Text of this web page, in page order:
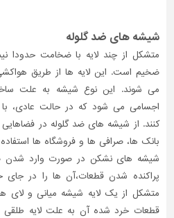
شیشه های ضد گلوله
متشکل از چند لایه با ضخامت حدودا
ضخیم است. این لایه ها از طریق
می شوند. این نوع شیشه به علت
اجسامی می شود که در حالت عادی،
کنند. از شیشه های ضد گلوله در فضاهایی با
بانک ها، صرافی ها و فروشگاه ها
شیشه های نشکن در صورت وارد شدن
پراکنده شدن قطعات،آن ها را در
متشکل از یک لایه شیشه میانی و
قطعات خرد شده آن به علت لایه